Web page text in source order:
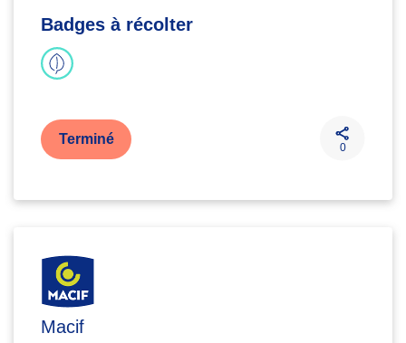
Badges à récolter
Terminé
0
Macif